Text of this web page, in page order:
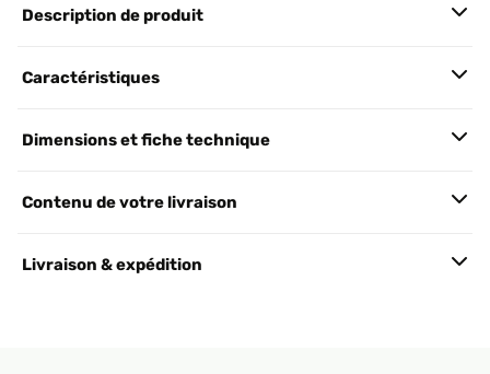
Description de produit
Caractéristiques
Dimensions et fiche technique
Contenu de votre livraison
Livraison & expédition